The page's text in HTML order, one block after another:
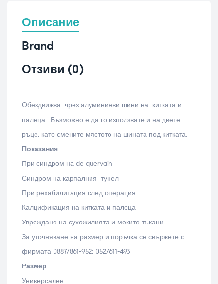
Описание
Brand
Отзиви (0)
Обездвижва чрез алуминиеви шини на китката и
палеца. Възможно е да го използвате и на двете
ръце, като смените мястото на шината под китката.
Показания
При синдром на de quervain
Синдром на карпалния тунел
При рехабилитация след операция
Калцификация на китката и палеца
Увреждане на сухожилията и меките тъкани
За уточняване на размер и поръчка се свържете с
фирмата 0887/861-952; 052/611-493
Размер
Универсален